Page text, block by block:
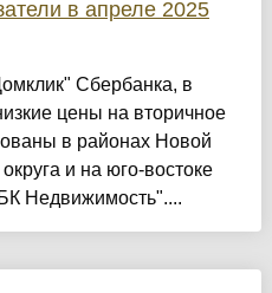
в апреле 2025
Сбербанка, в
цены на вторичное
в районах Новой
и на юго-востоке
Недвижимость"....